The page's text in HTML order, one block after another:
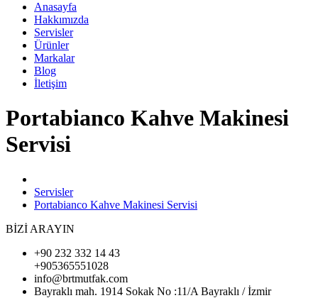
Anasayfa
Hakkımızda
Servisler
Ürünler
Markalar
Blog
İletişim
Portabianco Kahve Makinesi
Servisi
Servisler
Portabianco Kahve Makinesi Servisi
BİZİ ARAYIN
+90 232 332 14 43
+905365551028
info@brtmutfak.com
Bayraklı mah. 1914 Sokak No :11/A Bayraklı / İzmir